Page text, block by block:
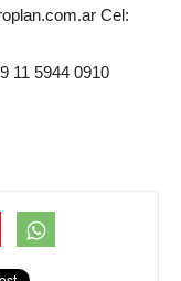
Cel:
11 5944 0910